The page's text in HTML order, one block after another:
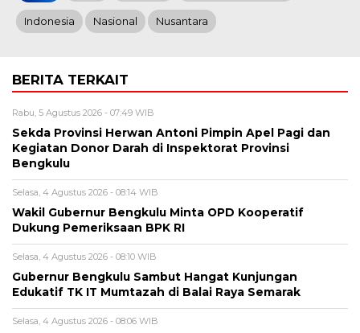
Indonesia Nasional Nusantara
BERITA TERKAIT
Rabu, 5 Agustus 2026 - 07:49 WIB
Sekda Provinsi Herwan Antoni Pimpin Apel Pagi dan
Kegiatan Donor Darah di Inspektorat Provinsi
Bengkulu
Selasa, 4 Agustus 2026 - 08:14 WIB
Wakil Gubernur Bengkulu Minta OPD Kooperatif
Dukung Pemeriksaan BPK RI
Selasa, 4 Agustus 2026 - 08:10 WIB
Gubernur Bengkulu Sambut Hangat Kunjungan
Edukatif TK IT Mumtazah di Balai Raya Semarak
Selasa, 4 Agustus 2026 - 08:06 WIB